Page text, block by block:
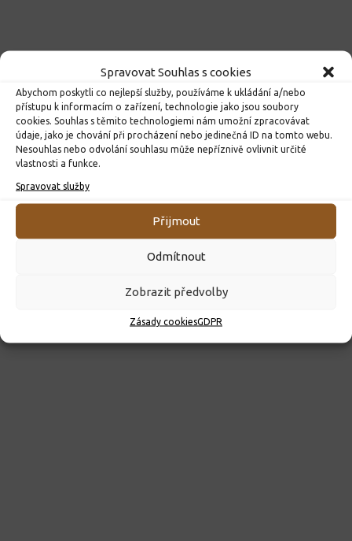
Spravovat Souhlas s cookies
Abychom poskytli co nejlepší služby, používáme k ukládání a/nebo
přístupu k informacím o zařízení, technologie jako jsou soubory
cookies. Souhlas s těmito technologiemi nám umožní zpracovávat
údaje, jako je chování při procházení nebo jedinečná ID na tomto webu.
Nesouhlas nebo odvolání souhlasu může nepříznivě ovlivnit určité
vlastnosti a funkce.
Spravovat služby
Přijmout
Odmítnout
Zobrazit předvolby
Zásady cookiesGDPR
ROZHODNUTÍ O PŘIJETÍ K PŘEDŠKOLNÍMU VZDĚLÁVÁNÍ
PRO ROK 2026